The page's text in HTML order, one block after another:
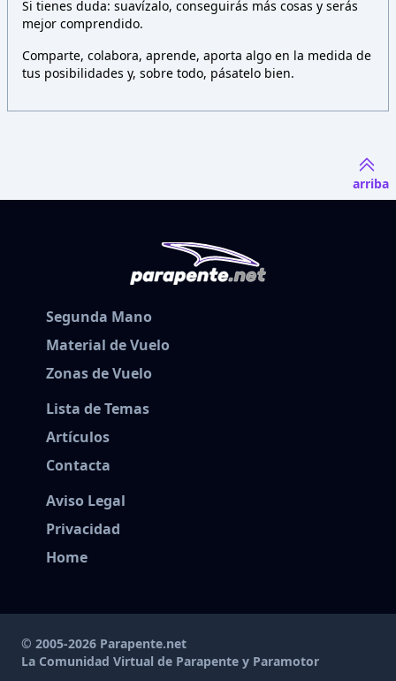
Si tienes duda: suavízalo, conseguirás más cosas y serás
mejor comprendido.
Comparte, colabora, aprende, aporta algo en la medida de
tus posibilidades y, sobre todo, pásatelo bien.
arriba
Segunda Mano
Material de Vuelo
Zonas de Vuelo
Lista de Temas
Artículos
Contacta
Aviso Legal
Privacidad
Home
© 2005-2026 Parapente.net
La Comunidad Virtual de Parapente y Paramotor